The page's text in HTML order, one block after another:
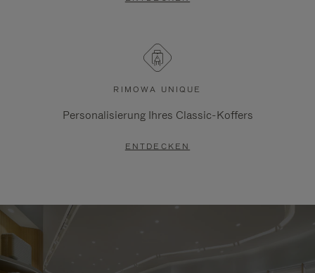
RIMOWA UNIQUE
Personalisierung Ihres Classic-Koffers
ENTDECKEN